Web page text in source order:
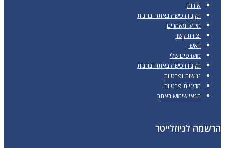
אודות
תקנון רכישה באתר ובחנות
מידע ומאמרים
יצירת קשר
ראשי
מועדפים שלי
תקנון רכישה באתר ובחנות
נגישות ופרטיות
מדיניות פרטיות
תנאי שימוש באתר
הרשמה לניוזלייטר